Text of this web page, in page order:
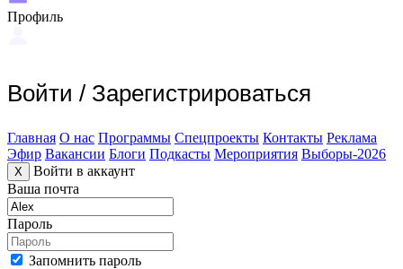
Профиль
Войти / Зарегистрироваться
Главная О нас Программы Спецпроекты Контакты Реклама
Эфир Вакансии Блоги Подкасты Мероприятия Выборы-2026
X
Войти в аккаунт
Ваша почта
Пароль
Запомнить пароль